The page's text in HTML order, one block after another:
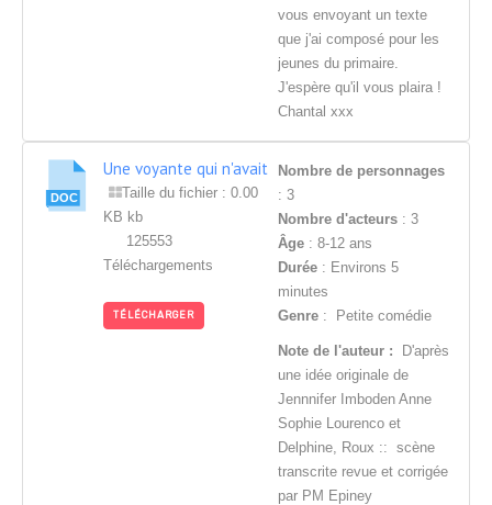
vous envoyant un texte
que j'ai composé pour les
jeunes du primaire.
J'espère qu'il vous plaira !
Chantal xxx
Une voyante qui n'avait
pas perdu la boule
Taille du fichier : 0.00
KB kb
125553
Téléchargements
TÉLÉCHARGER
Nombre de personnages
: 3
Nombre d'acteurs : 3
Âge : 8-12 ans
Durée : Environs 5
minutes
Genre : Petite comédie
Note de l'auteur :
D'après
une idée originale de
Jennnifer Imboden Anne
Sophie Lourenco et
Delphine, Roux :: scène
transcrite revue et corrigée
par PM Epiney